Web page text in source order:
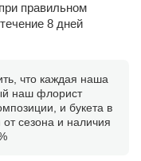
правильном
8 дней
что каждая наша
наш флорист
и букета в
от сезона и наличия